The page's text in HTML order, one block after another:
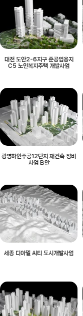
대전 도안2-6지구 준공업용지
C5 노인복지주택 개발사업
광명하안주공12단지 재건축 정비
사업 B안
세종 디아델 씨티 도시개발사업